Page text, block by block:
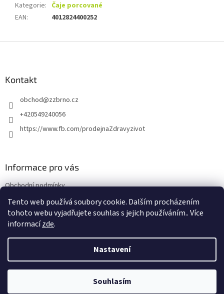
Tento web používá soubory cookie. Dalším procházením
tohoto webu vyjadřujete souhlas s jejich používáním.. Více
informacízde.
Nastavení
Souhlasím
Kategorie: Čaje porcované
EAN: 4012824400252
Kontakt
obchod@zzbrno.cz
+420549240056
https://www.fb.com/prodejnaZdravyzivot
Informace pro vás
Obchodní podmínky
Podmínky ochrany osobních údajů
Copyright 2026E-shop Zdravý život. Všechna práva vyhrazena.